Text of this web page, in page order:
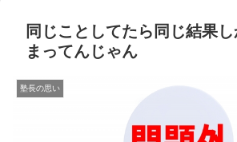
同じことしてたら同じ結果
まってんじゃん
塾長の思い